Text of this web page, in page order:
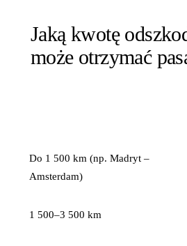
Jaką kwotę
może otrzymać
Do 1 500 km (np. Madryt –
Amsterdam)
1 500–3 500 km